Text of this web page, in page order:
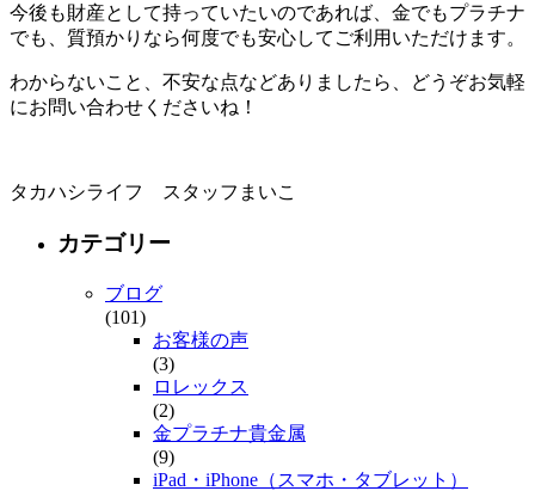
今後も財産として持っていたいのであれば、金でもプラチナ
でも、質預かりなら何度でも安心してご利用いただけます。
わからないこと、不安な点などありましたら、どうぞお気軽
にお問い合わせくださいね！
タカハシライフ スタッフまいこ
カテゴリー
ブログ
(101)
お客様の声
(3)
ロレックス
(2)
金プラチナ貴金属
(9)
iPad・iPhone（スマホ・タブレット）